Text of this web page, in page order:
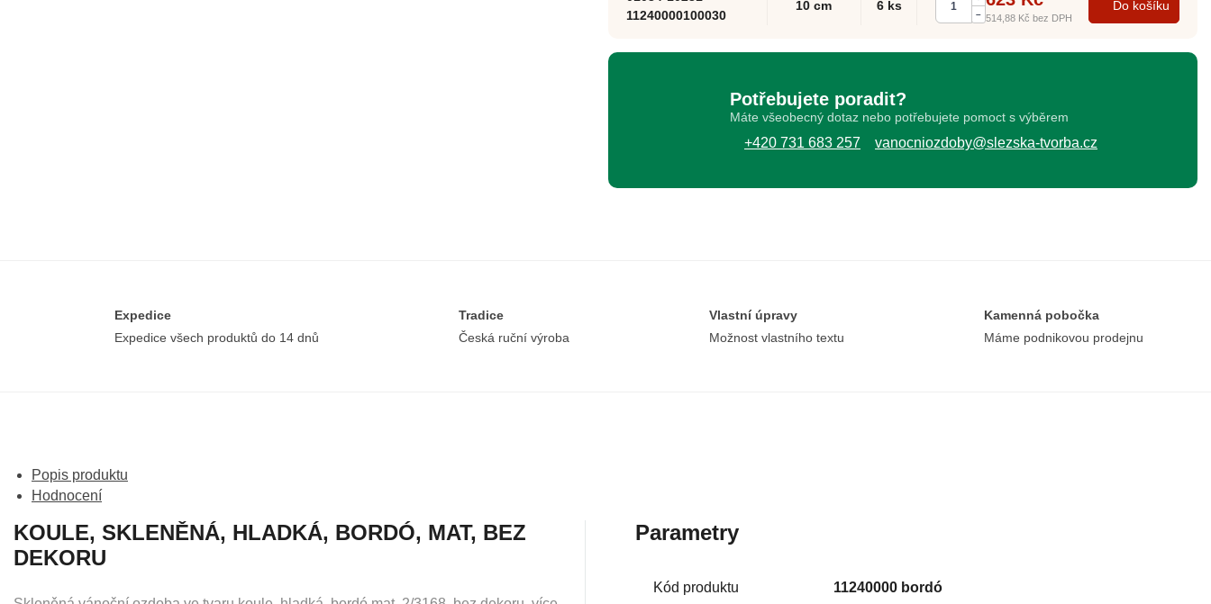
11240000100030
10 cm 6 ks
– 514,88 Kč bez DPH
Do košíku
Potřebujete poradit?
Máte všeobecný dotaz nebo potřebujete pomoct s výběrem
+420 731 683 257 vanocniozdoby@slezska-tvorba.cz
Expedice
Expedice všech produktů do 14 dnů
Tradice
Česká ruční výroba
Vlastní úpravy
Možnost vlastního textu
Kamenná pobočka
Máme podnikovou prodejnu
Popis produktu
Hodnocení
KOULE, SKLENĚNÁ, HLADKÁ, BORDÓ, MAT, BEZ
DEKORU
Parametry
Kód produktu 11240000 bordó